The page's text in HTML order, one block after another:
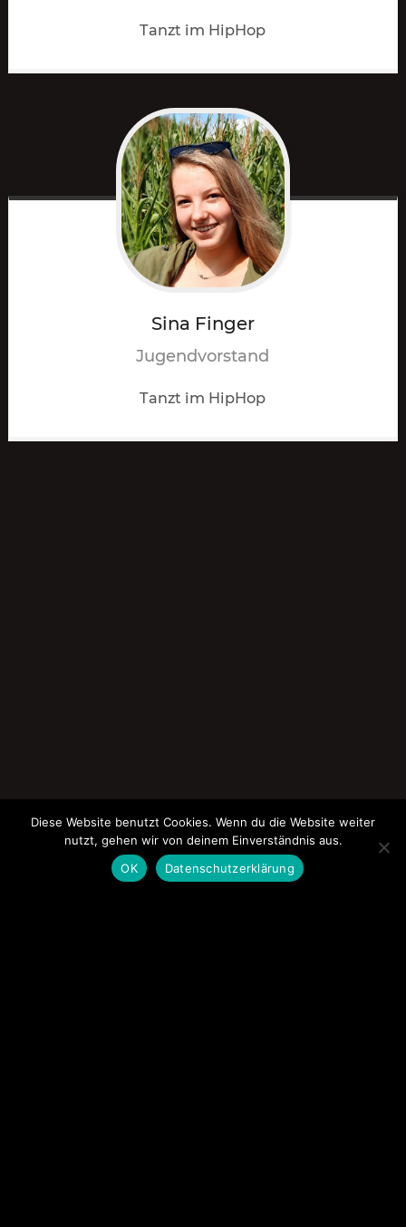
Tanzt im HipHop
Sina Finger
Jugendvorstand
Tanzt im HipHop
Diese Website benutzt Cookies. Wenn du die Website weiter
nutzt, gehen wir von deinem Einverständnis aus.
OK
Datenschutzerklärung